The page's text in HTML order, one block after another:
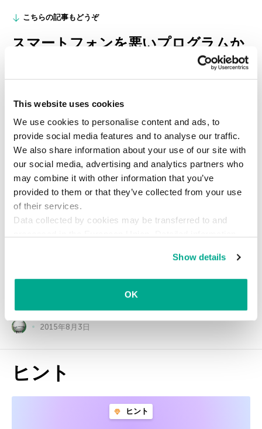
This website uses cookies
We use cookies to personalise content and ads, to
provide social media features and to analyse our traffic.
We also share information about your use of our site with
our social media, advertising and analytics partners who
may combine it with other information that you’ve
provided to them or that they’ve collected from your use
of their services.
Data collected by cookies may be transferred to and
Show details
OK
こちらの記事もどうぞ
スマートフォンを悪いプログラムか
サイバー犯罪者に狙われているのはパソコンだけではありませ
マートフォンを悪いプログラムから守りましょう。
2015年8月3日
ヒント
ヒント